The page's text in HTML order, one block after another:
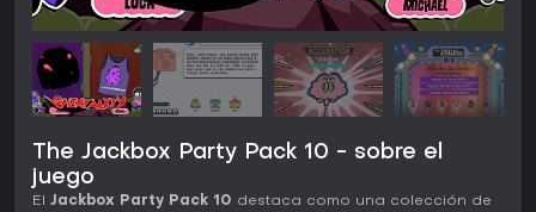
The Jackbox Party Pack 10 - sobre el
juego
El Jackbox Party Pack 10 destaca como una colección de